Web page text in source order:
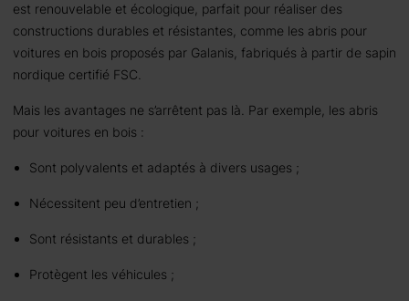
est renouvelable et écologique, parfait pour réaliser des
constructions durables et résistantes, comme les abris pour
voitures en bois proposés par Galanis, fabriqués à partir de sapin
nordique certifié FSC.
Mais les avantages ne s’arrêtent pas là. Par exemple, les abris
pour voitures en bois :
Sont polyvalents et adaptés à divers usages ;
Nécessitent peu d’entretien ;
Sont résistants et durables ;
Protègent les véhicules ;